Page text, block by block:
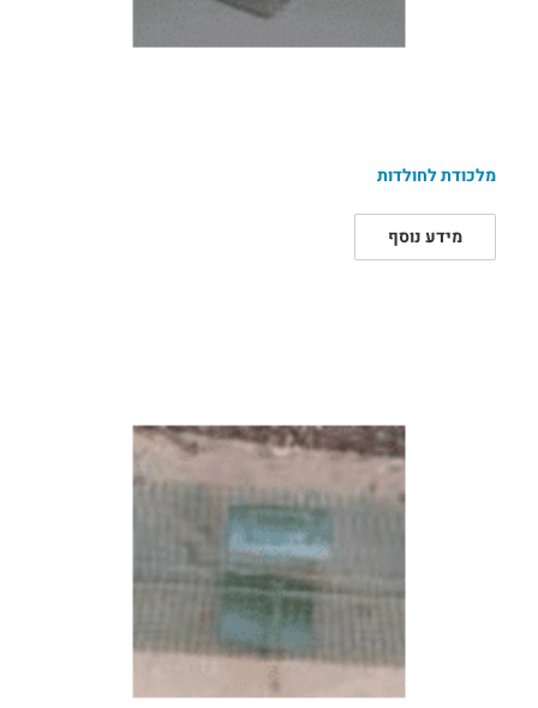
מלכודת לחולדות
מידע נוסף